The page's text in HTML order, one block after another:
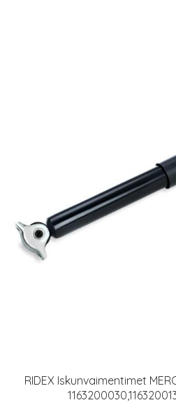
RIDEX Iskunvaimentimet